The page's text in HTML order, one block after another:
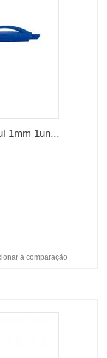
1mm 1un...
à comparação